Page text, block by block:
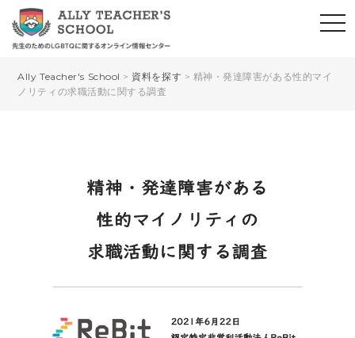
Ally Teacher's School > 資料を探す > 精神・発達障害がある性的マイ
ノリティの求職活動に関する調査